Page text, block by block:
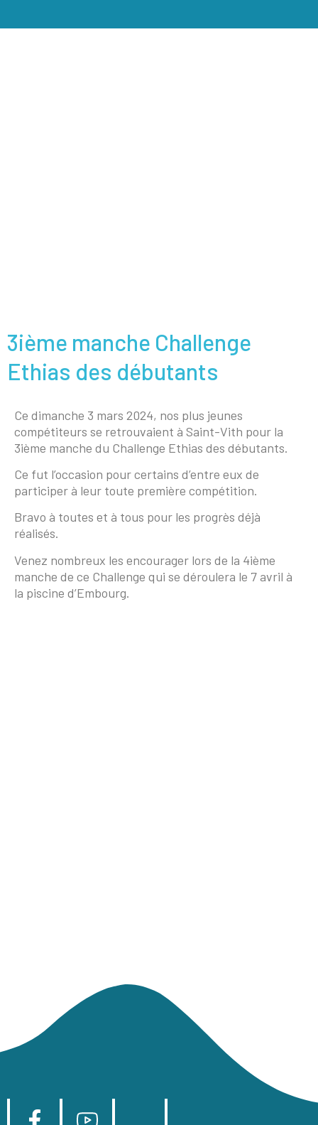
3ième manche Challenge
Ethias des débutants
Ce dimanche 3 mars 2024, nos plus jeunes
compétiteurs se retrouvaient à Saint-Vith pour la
3ième manche du Challenge Ethias des débutants.
Ce fut l’occasion pour certains d’entre eux de
participer à leur toute première compétition.
Bravo à toutes et à tous pour les progrès déjà
réalisés.
Venez nombreux les encourager lors de la 4ième
manche de ce Challenge qui se déroulera le 7 avril à
la piscine d’Embourg.